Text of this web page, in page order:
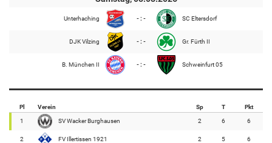
Unterhaching - : - SC Eltersdorf
DJK Vilzing - : - Gr. Fürth II
B. München II - : - Schweinfurt 05
Pl Verein Sp T Pkt
1 SV Wacker Burghausen 2 6 6
2 FV Illertissen 1921 2 5 6